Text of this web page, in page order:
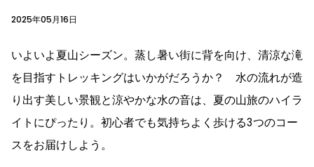
2025年05月16日
いよいよ夏山シーズン。蒸し暑い街に背を向け、清涼な滝
を目指すトレッキングはいかがだろうか？ 水の流れが造
り出す美しい景観と涼やかな水の音は、夏の山旅のハイラ
イトにぴったり。初心者でも気持ちよく歩ける3つのコー
スをお届けしよう。